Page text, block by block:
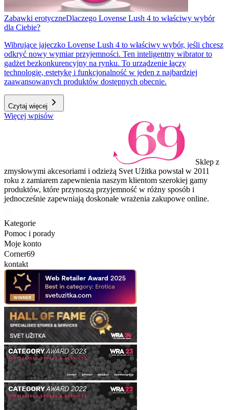
Zabawki erotyczneDlaczego Lovense Lush 4 to właściwy wybór
dla Ciebie?
Wibrujące jajeczko Lovense Lush 4 to właściwy wybór, jeśli chcesz
odkryć nowy wymiar przyjemności. Ten inteligentny wibrator to
gadżet bezkonkurencyjny na rynku. To urządzenie łączy
technologię, estetykę i funkcjonalność w jeden z najbardziej
zaawansowanych produktów dostępnych obecnie.
Czytaj więcej
Więcej wpisów
Sklep z
zmysłowymi akcesoriami i odzieżą Svet Užitka powstał w 2011
roku z zamiarem zapewnienia naszym klientom szerokiej gamy
produktów, które przynoszą przyjemność w różny sposób i
jednocześnie zapewniają doskonałe wrażenia zakupowe online.
Kategorie
Pomoc i porady
Moje konto
Corner69
kontakt